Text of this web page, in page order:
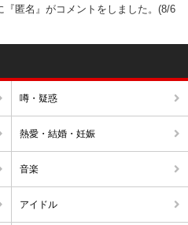
『匿名』がコメントをしました。(8/6
噂・疑惑
熱愛・結婚・妊娠
音楽
アイドル